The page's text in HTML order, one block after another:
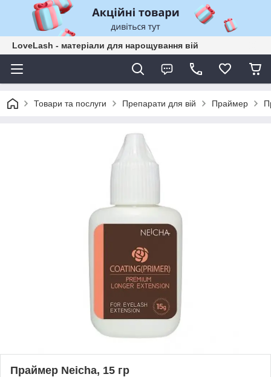
LoveLash - матеріали для нарощування вій
Товари та послуги Препарати для вій Праймер
Праймер Neicha, 15 гр